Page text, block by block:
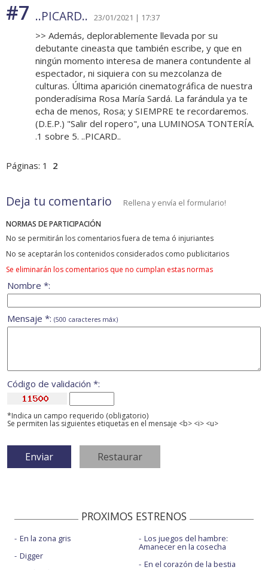
#7 ..PICARD.. 23/01/2021 | 17:37
>> Además, deplorablemente llevada por su
debutante cineasta que también escribe, y que en
ningún momento interesa de manera contundente al
espectador, ni siquiera con su mezcolanza de
culturas. Última aparición cinematográfica de nuestra
ponderadísima Rosa María Sardá. La farándula ya te
echa de menos, Rosa; y SIEMPRE te recordaremos.
(D.E.P.) "Salir del ropero", una LUMINOSA TONTERÍA.
.1 sobre 5. ..PICARD..
Páginas: 1 2
Deja tu comentario Rellena y envía el formulario!
NORMAS DE PARTICIPACIÓN
No se permitirán los comentarios fuera de tema ó injuriantes
No se aceptarán los contenidos considerados como publicitarios
Se eliminarán los comentarios que no cumplan estas normas
Nombre *:
Mensaje *: (500 caracteres máx)
Código de validación *:
*Indica un campo requerido (obligatorio)
Se permiten las siguientes etiquetas en el mensaje <b> <i> <u>
PROXIMOS ESTRENOS
En la zona gris
Digger
Los juegos del hambre:
Amanecer en la cosecha
En el corazón de la bestia